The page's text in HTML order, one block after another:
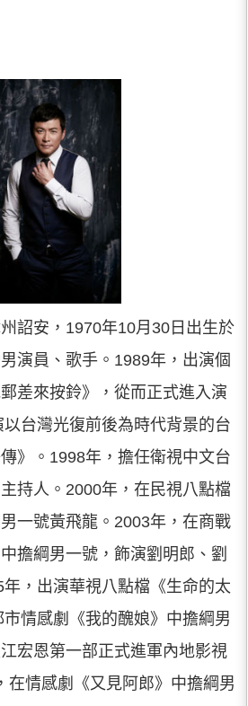
詔安，1970年10月30日出生於
演員、歌手。1989年，出演個
差來按鈴》，從而正式進入演
台灣光復前後為時代背景的台
》。1998年，擔任衛視中文台
持人。2000年，在民視八點檔
一號黃飛龍。2003年，在商戰
擔綱男一號，飾演劉明郎、劉
，出演華視八點檔《生命的太
情感劇《我的醜娘》中擔綱男
宏恩第一部正式進軍內地影視
在情感劇《又見阿郎》中擔綱男